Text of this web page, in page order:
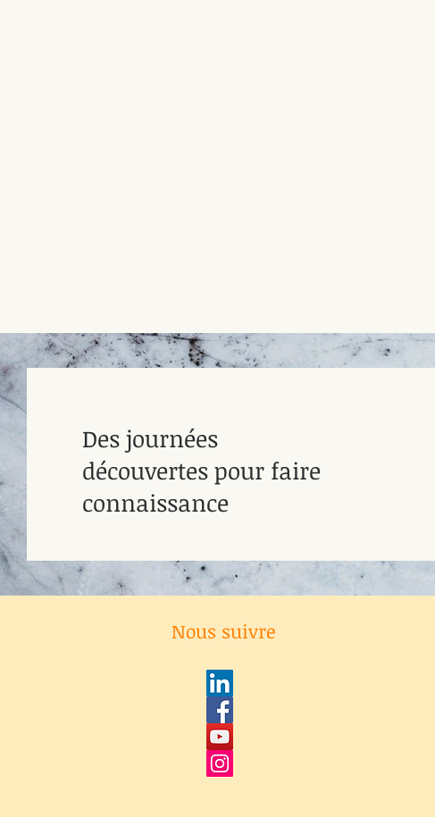
Des journées
découvertes pour faire
connaissance
Nous suivre